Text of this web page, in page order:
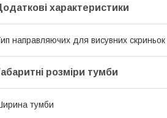
характеристики
направляючих для висувних скриньок
розміри тумби
тумби